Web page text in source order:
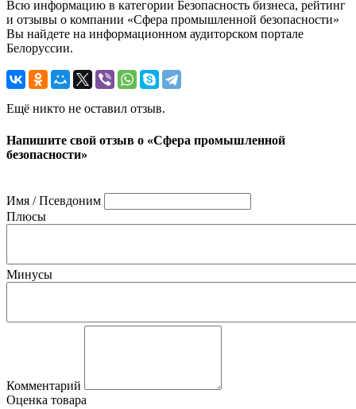
Всю информацию в категории Безопасность бизнеса, рейтинг
и отзывы о компании «Сфера промышленной безопасности»
Вы найдете на информационном аудиторском портале
Белоруссии.
Ещё никто не оставил отзыв.
Напишите свой отзыв о «Сфера промышленной
безопасности»
Имя / Псевдоним
Плюсы
Минусы
Комментарий
Оценка товара